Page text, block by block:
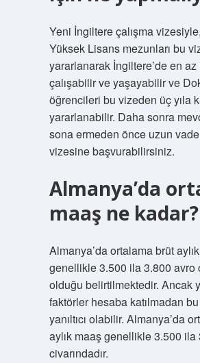
Yeni İngiltere çalışma
Yüksek Lisans mezunları bu
yararlanarak İngiltere’de en az
çalışabilir ve yaşayabilir ve
öğrencileri bu vizeden üç yıla
yararlanabilir. Daha sonra
sona ermeden önce uzun
vizesine başvurabilirsiniz.
Almanya’da
maaş ne kadar?
Almanya’da ortalama brüt
genellikle 3.500 ila 3.800 avro
olduğu belirtilmektedir. Ancak
faktörler hesaba katılmadan
yanıltıcı olabilir. Almanya’da
aylık maaş genellikle 3.500 ila
civarındadır.